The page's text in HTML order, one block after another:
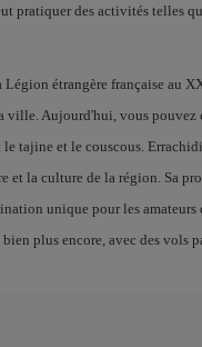
pratiquer des activités telles
étrangère française au
ville. Aujourd'hui, vous
tajine et le couscous.
la culture de la région. Sa
unique pour les amateurs
plus encore, avec des vols